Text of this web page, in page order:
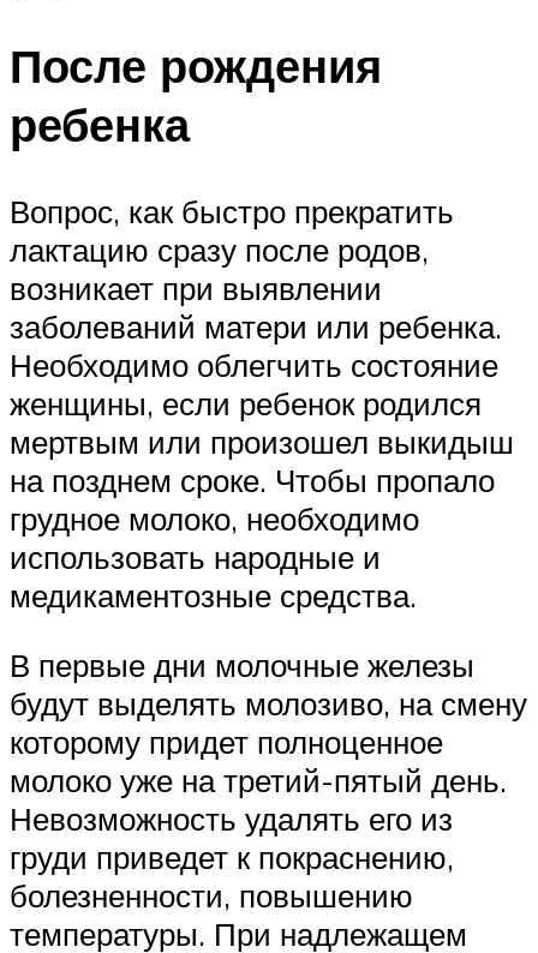
После рождения
ребенка
Вопрос, как быстро прекратить
лактацию сразу после родов,
возникает при выявлении
заболеваний матери или ребенка.
Необходимо облегчить состояние
женщины, если ребенок родился
мертвым или произошел выкидыш
на позднем сроке. Чтобы пропало
грудное молоко, необходимо
использовать народные и
медикаментозные средства.
В первые дни молочные железы
будут выделять молозиво, на смену
которому придет полноценное
молоко уже на третий-пятый день.
Невозможность удалять его из
груди приведет к покраснению,
болезненности, повышению
температуры. При надлежащем